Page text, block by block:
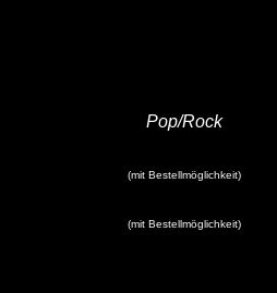
Pop/Rock
(mit Bestellmöglichkeit)
(mit Bestellmöglichkeit)